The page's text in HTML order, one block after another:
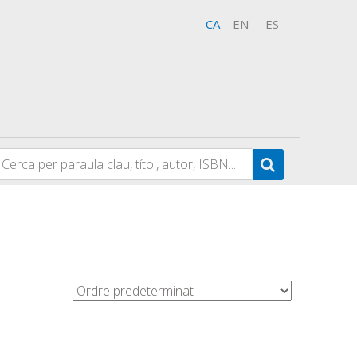
CA EN ES